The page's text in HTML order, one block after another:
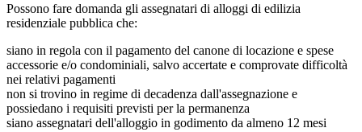
Possono fare domanda gli assegnatari di alloggi di edilizia
residenziale pubblica che:
siano in regola con il pagamento del canone di locazione e spese
accessorie e/o condominiali, salvo accertate e comprovate difficoltà
nei relativi pagamenti
non si trovino in regime di decadenza dall'assegnazione e
possiedano i requisiti previsti per la permanenza
siano assegnatari dell'alloggio in godimento da almeno 12 mesi